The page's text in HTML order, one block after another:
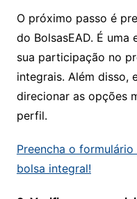
O próximo passo é
do BolsasEAD. É
sua participação no
integrais. Além disso,
direcionar as opções
perfil.
Preencha o
bolsa integral!